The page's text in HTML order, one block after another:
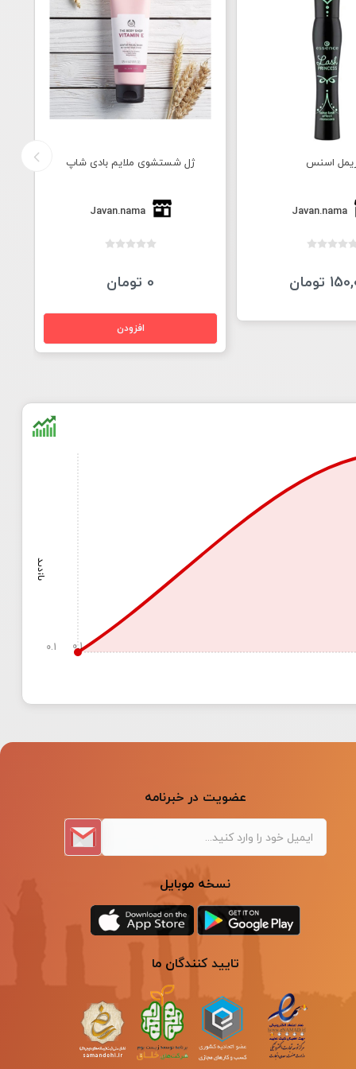
اسنس
Javan.nama
تومان
ژل شستشوی ملایم بادی شاپ
Javan.nama
0 تومان
بازدید
0.1
0.1
عضویت در خبرنامه
نسخه موبایل
تایید کنندگان ما